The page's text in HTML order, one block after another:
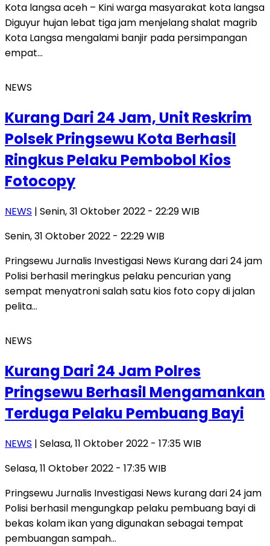
Kota langsa aceh – Kini warga masyarakat kota langsa
Diguyur hujan lebat tiga jam menjelang shalat magrib
Kota Langsa mengalami banjir pada persimpangan
empat…
NEWS
Kurang Dari 24 Jam, Unit Reskrim
Polsek Pringsewu Kota Berhasil
Ringkus Pelaku Pembobol Kios
Fotocopy
NEWS | Senin, 31 Oktober 2022 - 22:29 WIB
Senin, 31 Oktober 2022 - 22:29 WIB
Pringsewu Jurnalis Investigasi News Kurang dari 24 jam
Polisi berhasil meringkus pelaku pencurian yang
sempat menyatroni salah satu kios foto copy di jalan
pelita…
NEWS
Kurang Dari 24 Jam Polres
Pringsewu Berhasil Mengamankan
Terduga Pelaku Pembuang Bayi
NEWS | Selasa, 11 Oktober 2022 - 17:35 WIB
Selasa, 11 Oktober 2022 - 17:35 WIB
Pringsewu Jurnalis Investigasi News kurang dari 24 jam
Polisi berhasil mengungkap pelaku pembuang bayi di
bekas kolam ikan yang digunakan sebagai tempat
pembuangan sampah…